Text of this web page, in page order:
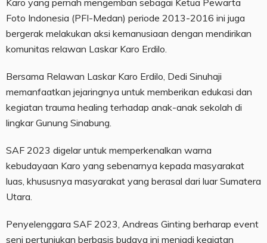
Karo yang pernah mengemban sebagai Ketua Pewarta
Foto Indonesia (PFI-Medan) periode 2013-2016 ini juga
bergerak melakukan aksi kemanusiaan dengan mendirikan
komunitas relawan Laskar Karo Erdilo.
Bersama Relawan Laskar Karo Erdilo, Dedi Sinuhaji
memanfaatkan jejaringnya untuk memberikan edukasi dan
kegiatan trauma healing terhadap anak-anak sekolah di
lingkar Gunung Sinabung.
SAF 2023 digelar untuk memperkenalkan warna
kebudayaan Karo yang sebenarnya kepada masyarakat
luas, khususnya masyarakat yang berasal dari luar Sumatera
Utara.
Penyelenggara SAF 2023, Andreas Ginting berharap event
seni pertunjukan berbasis budaya ini menjadi kegiatan